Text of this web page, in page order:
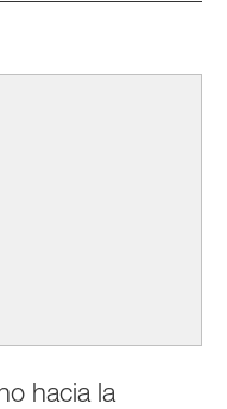
hacia la